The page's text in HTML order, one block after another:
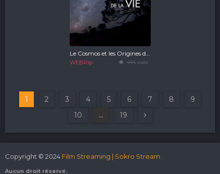
444 vues
Le Cosmos et les Origines de la vie
WEBRip
1 2 3 4 5 6 7 8
9
10
... 19
Copyright © 2024 Film Streaming | Sokro Stream.
Aucun droit réservé.